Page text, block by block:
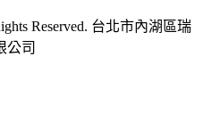
Reserved. 台北市內湖區瑞
公司